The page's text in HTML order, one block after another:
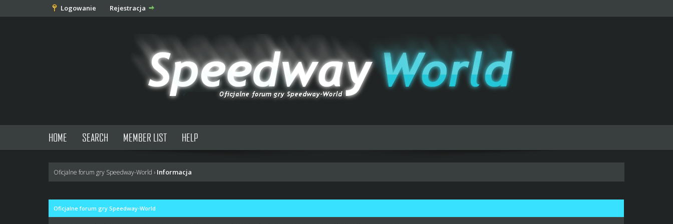
Logowanie Rejestracja
HOME SEARCH MEMBER LIST HELP
Oficjalne forum gry Speedway-World › Informacja
Oficjalne forum gry Speedway-World